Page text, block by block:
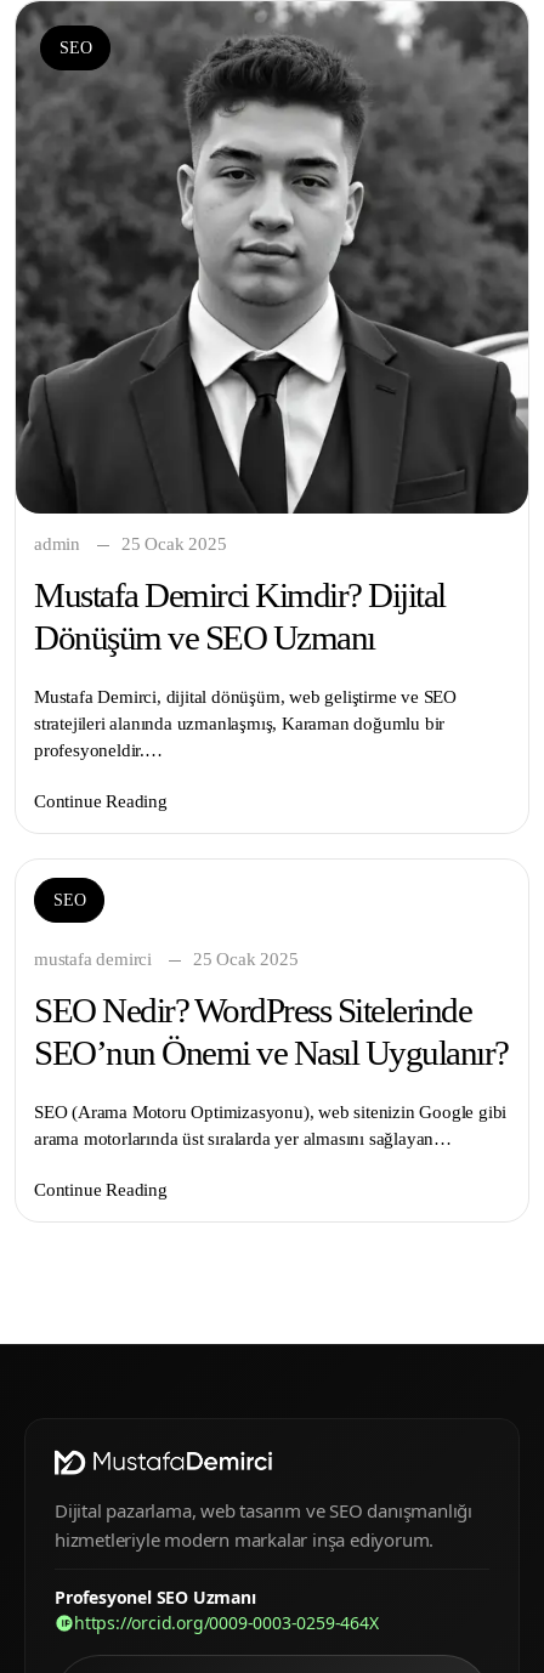
SEO
admin 25 Ocak 2025
Mustafa Demirci Kimdir? Dijital
Dönüşüm ve SEO Uzmanı
Mustafa Demirci, dijital dönüşüm, web geliştirme ve SEO
stratejileri alanında uzmanlaşmış, Karaman doğumlu bir
profesyoneldir.…
Continue Reading
SEO
mustafa demirci 25 Ocak 2025
SEO Nedir? WordPress Sitelerinde
SEO’nun Önemi ve Nasıl Uygulanır?
SEO (Arama Motoru Optimizasyonu), web sitenizin Google gibi
arama motorlarında üst sıralarda yer almasını sağlayan…
Continue Reading
Dijital pazarlama, web tasarım ve SEO danışmanlığı
hizmetleriyle modern markalar inşa ediyorum.
Profesyonel SEO Uzmanı
https://orcid.org/0009-0003-0259-464X